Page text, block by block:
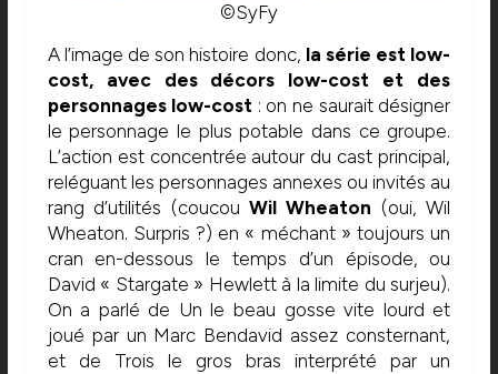
©SyFy
A l’image de son histoire donc, la série est low-
cost, avec des décors low-cost et des
personnages low-cost : on ne saurait désigner
le personnage le plus potable dans ce groupe.
L’action est concentrée autour du cast principal,
reléguant les personnages annexes ou invités au
rang d’utilités (coucou Wil Wheaton (oui, Wil
Wheaton. Surpris ?) en « méchant » toujours un
cran en-dessous le temps d’un épisode, ou
David « Stargate » Hewlett à la limite du surjeu).
On a parlé de Un le beau gosse vite lourd et
joué par un Marc Bendavid assez consternant,
et de Trois le gros bras interprété par un